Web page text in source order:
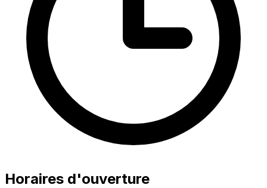
Horaires d'ouverture